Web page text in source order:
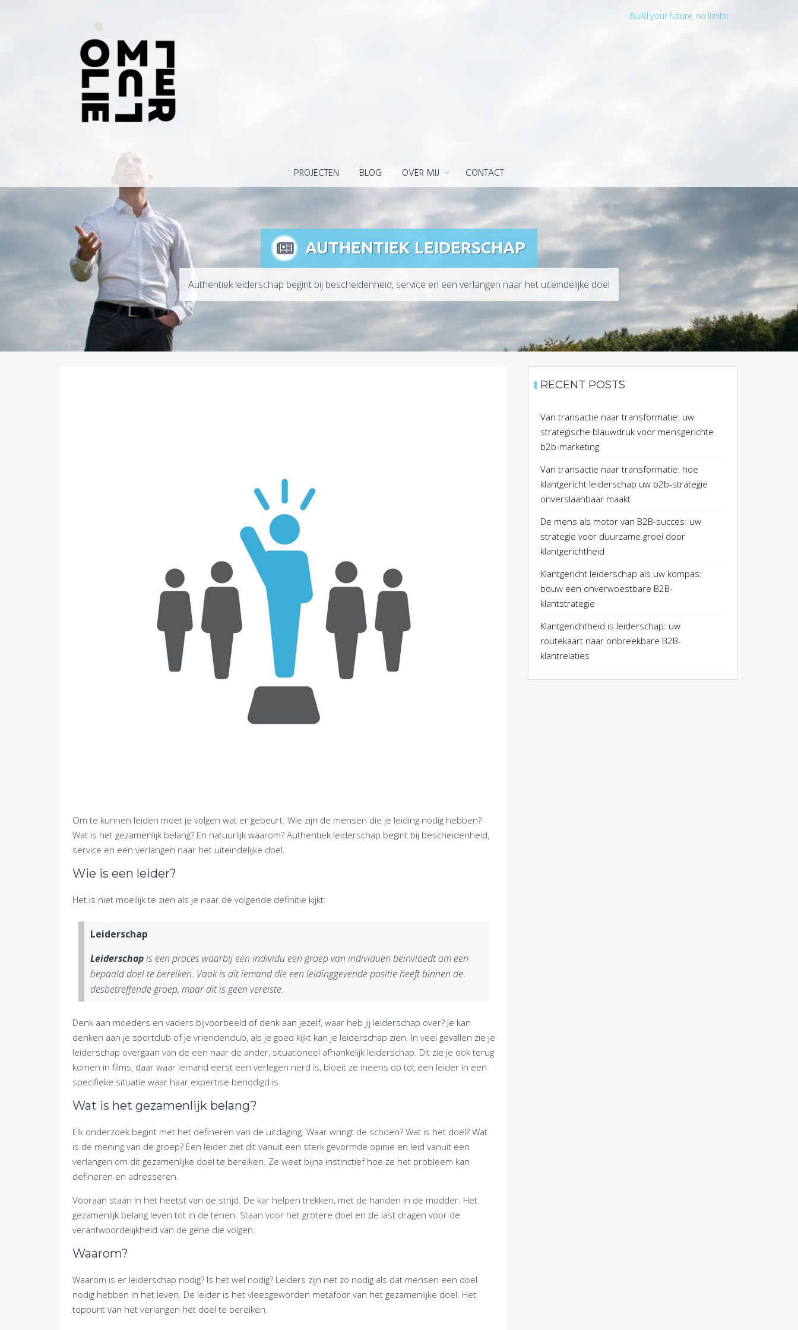
Build your future, no limits!
PROJECTEN BLOG OVER MIJ CONTACT
AUTHENTIEK LEIDERSCHAP
Authentiek leiderschap begint bij bescheidenheid, service en een verlangen naar het uiteindelijke doel
Om te kunnen leiden moet je volgen wat er gebeurt. Wie zijn de mensen die je leiding nodig hebben?
Wat is het gezamenlijk belang? En natuurlijk waarom? Authentiek leiderschap begint bij bescheidenheid,
service en een verlangen naar het uiteindelijke doel.
Wie is een leider?
Het is niet moeilijk te zien als je naar de volgende definitie kijkt:
Leiderschap
Leiderschapis een proces waarbij een individu een groep van individuen beïnvloedt om een
bepaald doel te bereiken. Vaak is dit iemand die een leidinggevende positie heeft binnen de
desbetreffende groep, maar dit is geen vereiste.
Denk aan moeders en vaders bijvoorbeeld of denk aan jezelf, waar heb jij leiderschap over? Je kan
denken aan je sportclub of je vriendenclub, als je goed kijkt kan je leiderschap zien. In veel gevallen zie je
leiderschap overgaan van de een naar de ander, situationeel afhankelijk leiderschap. Dit zie je ook terug
komen in films, daar waar iemand eerst een verlegen nerd is, bloeit ze ineens op tot een leider in een
specifieke situatie waar haar expertise benodigd is.
Wat is het gezamenlijk belang?
Elk onderzoek begint met het defineren van de uitdaging. Waar wringt de schoen? Wat is het doel? Wat
is de mening van de groep? Een leider ziet dit vanuit een sterk gevormde opinie en leid vanuit een
verlangen om dit gezamenlijke doel te bereiken. Ze weet bijna instinctief hoe ze het probleem kan
defineren en adresseren.
Vooraan staan in het heetst van de strijd. De kar helpen trekken, met de handen in de modder. Het
gezamenlijk belang leven tot in de tenen. Staan voor het grotere doel en de last dragen voor de
verantwoordelijkheid van de gene die volgen.
Waarom?
Waarom is er leiderschap nodig? Is het wel nodig? Leiders zijn net zo nodig als dat mensen een doel
nodig hebben in het leven. De leider is het vleesgeworden metafoor van het gezamenlijke doel. Het
toppunt van het verlangen het doel te bereiken.
RECENT POSTS
Van transactie naar transformatie: uw
strategische blauwdruk voor mensgerichte
b2b-marketing
Van transactie naar transformatie: hoe
klantgericht leiderschap uw b2b-strategie
onverslaanbaar maakt
De mens als motor van B2B-succes: uw
strategie voor duurzame groei door
klantgerichtheid
Klantgericht leiderschap als uw kompas:
bouw een onverwoestbare B2B-
klantstrategie
Klantgerichtheid is leiderschap: uw
routekaart naar onbreekbare B2B-
klantrelaties